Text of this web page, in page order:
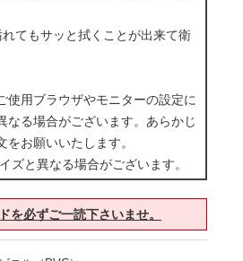
てもサッと拭くことが出来て衛
使用ブラウザやモニターの設定に
なる場合がございます。あらかじ
お願いいたします。
ズと異なる場合がございます。
を必ずご一読下さいませ。